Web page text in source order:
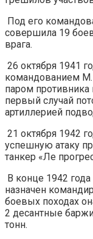
Под его
совершила 19
врага.
26 октября 1941
командованием
паром противника
первый случай
артиллерией
21 октября 1942
успешную атаку
танкер «Ле
В конце 1942
назначен
боевых походах
2 десантные
тонн.